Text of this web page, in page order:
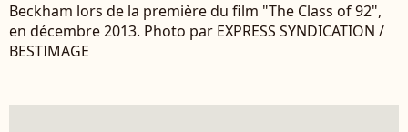
Beckham lors de la première du film "The Class of 92",
en décembre 2013. Photo par EXPRESS SYNDICATION /
BESTIMAGE